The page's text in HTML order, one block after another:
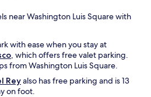
near Washington Luis Square with
with ease when you stay at
, which offers free valet parking.
from Washington Luis Square.
Reyalso has free parking and is 13
on foot.